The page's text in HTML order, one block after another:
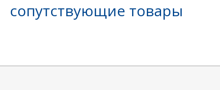
сопутствующие товары